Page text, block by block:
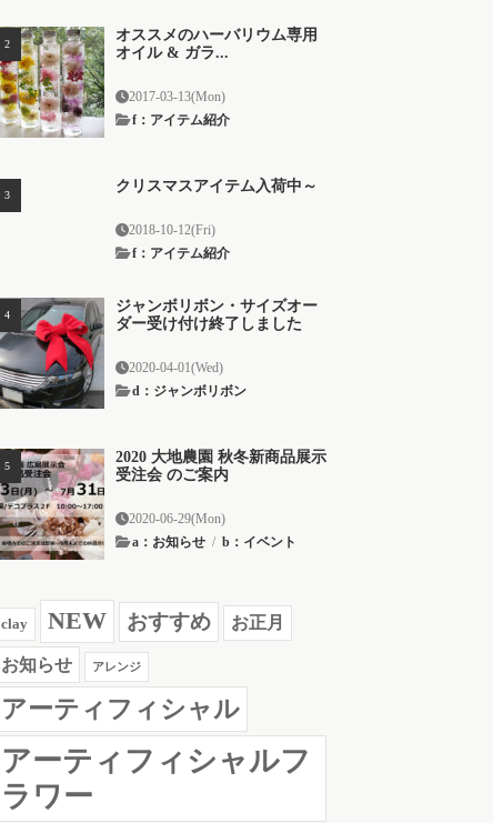
オススメのハーバリウム専用
オイル & ガラ...
2017-03-13(Mon)
f：アイテム紹介
クリスマスアイテム入荷中～
2018-10-12(Fri)
f：アイテム紹介
ジャンボリボン・サイズオー
ダー受け付け終了しました
2020-04-01(Wed)
d：ジャンボリボン
2020 大地農園 秋冬新商品展示
受注会 のご案内
2020-06-29(Mon)
a：お知らせ / b：イベント
clay NEW おすすめ お正月
お知らせ アレンジ
アーティフィシャル
アーティフィシャルフ
ラワー